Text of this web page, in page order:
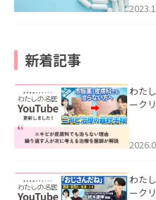
新着記事
わた
ーク
まし
わた
ーク